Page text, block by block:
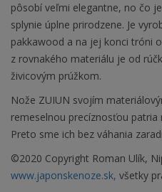
pôsobí veľmi elegantne, no čo
splynie úplne prirodzene. Je
pakkawood a na jej konci tróni
z rovnakého materiálu je od
živicovým prúžkom.
Nože ZUIUN svojím
remeselnou precíznosťou patria
Preto sme ich bez váhania
©2020 Copyright Roman Ulík,
www.japonskenoze.sk, všetky